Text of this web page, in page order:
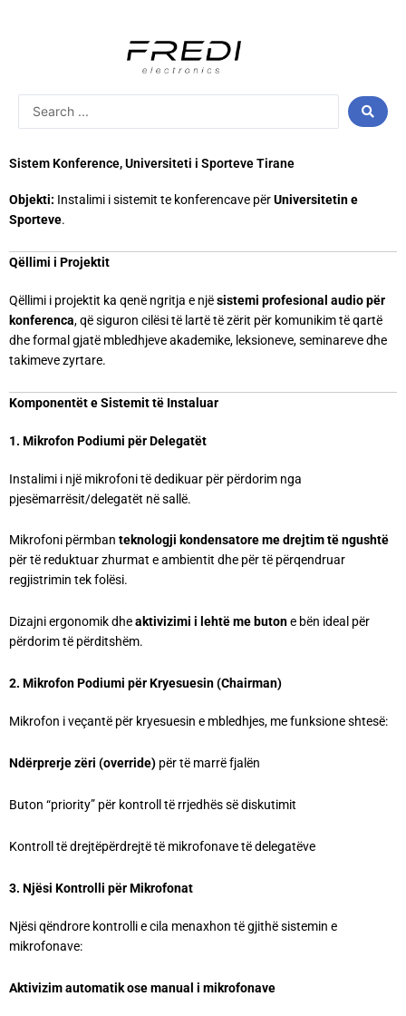
Search
Sistem Konference, Universiteti i Sporteve Tirane
Objekti: Instalimi i sistemit te konferencave përUniversitetin e
Sporteve.
Qëllimi i Projektit
Qëllimi i projektit ka qenë ngritja e njësistemi profesional audio për
konferenca, që siguron cilësi të lartë të zërit për komunikim të qartë
dhe formal gjatë mbledhjeve akademike, leksioneve, seminareve dhe
takimeve zyrtare.
Komponentët e Sistemit të Instaluar
1. Mikrofon Podiumi për Delegatët
Instalimi i një mikrofoni të dedikuar për përdorim nga
pjesëmarrësit/delegatët në sallë.
Mikrofoni përmban teknologji kondensatore me drejtim të ngushtë
për të reduktuar zhurmat e ambientit dhe për të përqendruar
regjistrimin tek folësi.
Dizajni ergonomik dheaktivizimi i lehtë me butone bën ideal për
përdorim të përditshëm.
2. Mikrofon Podiumi për Kryesuesin (Chairman)
Mikrofon i veçantë për kryesuesin e mbledhjes, me funksione shtesë:
Ndërprerje zëri (override) për të marrë fjalën
Buton “priority” për kontroll të rrjedhës së diskutimit
Kontroll të drejtëpërdrejtë të mikrofonave të delegatëve
3. Njësi Kontrolli për Mikrofonat
Njësi qëndrore kontrolli e cila menaxhon të gjithë sistemin e
mikrofonave:
Aktivizim automatik ose manual i mikrofonave